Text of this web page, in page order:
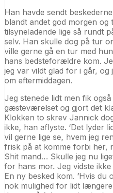
Han havde sendt
blandt andet god morgen og
tilsyneladende lige så rundt
selv. Han skulle dog på tur
ville gerne gå en tur med
hans bedsteforældre kom.
jeg var vildt glad for i går, og
om eftermiddagen.
Jeg stenede lidt men fik
gæsteværelset og gjort det
Klokken to skrev Jannick
ikke, han aflyste. ’Det lyder
vil gerne lige se, hvem jeg
frisk på at komme forbi her,
Shit mand… Skulle jeg nu
for hans mor. Jeg vidste
En ny besked kom. ’Hvis
nok mulighed for lidt